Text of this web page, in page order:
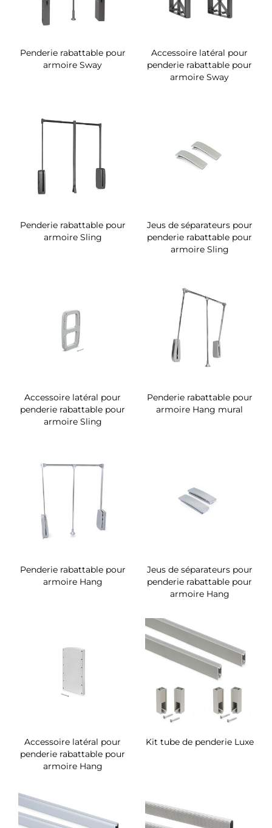
Penderie rabattable pour
armoire Sway
Accessoire latéral pour
penderie rabattable pour
armoire Sway
Penderie rabattable pour
armoire Sling
Jeus de séparateurs pour
penderie rabattable pour
armoire Sling
Accessoire latéral pour
penderie rabattable pour
armoire Sling
Penderie rabattable pour
armoire Hang mural
Penderie rabattable pour
armoire Hang
Jeus de séparateurs pour
penderie rabattable pour
armoire Hang
Accessoire latéral pour
penderie rabattable pour
armoire Hang
Kit tube de penderie Luxe